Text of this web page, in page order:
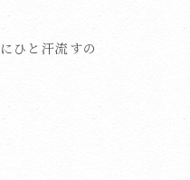
ひと汗流すの